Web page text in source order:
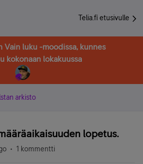
Telia.fi etusivulle
Vain luku -moodissa, kunnes
kokonaan lokakuussa
arkisto
lopetus.
1 kommentti